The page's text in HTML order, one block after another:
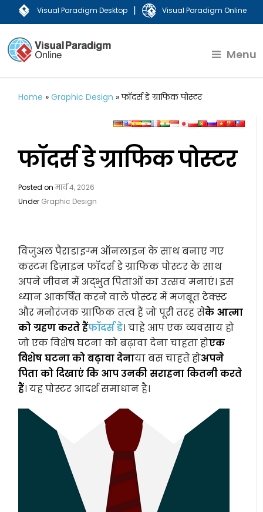
Visual Paradigm Desktop | Visual Paradigm Online
Menu
Home »Graphic Design »फॉदर्स डे ग्राफिक पोस्टर
फॉदर्स डे ग्राफिक पोस्टर
Posted onमार्च 4, 2026
Under Graphic Design
विजुअल पैराडाइग्म ऑनलाइन के साथ बनाए गए
कस्टम डिज़ाइन फॉदर्स डे ग्राफिक पोस्टर के साथ
अपने जीवन में अद्भुत पिताओं का उत्सव मनाएं। इस
ध्यान आकर्षित करने वाले पोस्टर में मजबूत टेक्स्ट
और मनोरंजक ग्राफिक तत्व हैं जो पूरी तरह सेके आत्मा
को ग्रहण करते हैंफॉदर्स डे। चाहे आप एक व्यवसाय हो
जो एक विशेष घटना को बढ़ावा देना चाहता होएक
विशेष घटना को बढ़ावा देनाया बस चाहते होअपने
पिता को दिखाएं कि आप उनकी सराहना कितनी करते
हैं। यह पोस्टर आदर्श समाधान है।